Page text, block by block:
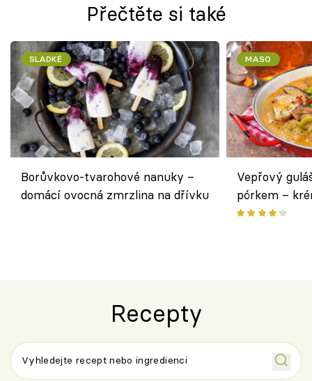
Přečtěte si také
SLADKÉ
Borůvkovo-tvarohové nanuky –
domácí ovocná zmrzlina na dřívku
MASO
Vepřový
pórkem –
pokrm z
Recepty